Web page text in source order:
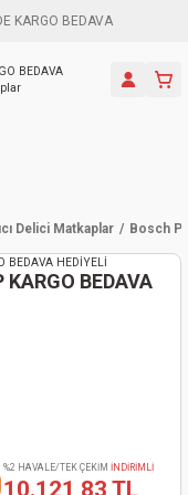
KARGO BEDAVA
Delici Matkaplar Bosch
BEDAVA
%2 HAVALE/TEK ÇEKİM İNDİRİMLİ
10.121,83 TL